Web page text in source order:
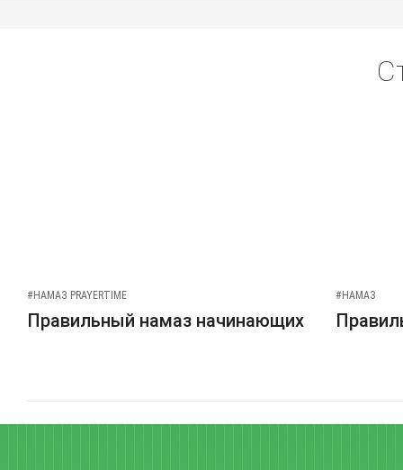
#НАМАЗ PRAYERTIME
Правильный намаз начинающих
#НАМАЗ